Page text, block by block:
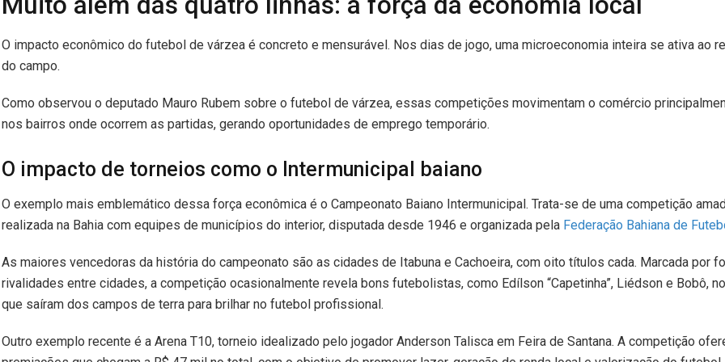
O impacto econômico do futebol de várzea é concreto e mensurável. Nos dias de jogo, uma microeconomia inteira se ativa ao
do campo.
Como observou o deputado Mauro Rubem sobre o futebol de várzea, essas competições movimentam o comércio
nos bairros onde ocorrem as partidas, gerando oportunidades de emprego temporário.
O impacto de torneios como o Intermunicipal baiano
O exemplo mais emblemático dessa força econômica é o Campeonato Baiano Intermunicipal. Trata-se de uma competição
realizada na Bahia com equipes de municípios do interior, disputada desde 1946 e organizada pela Federação Bahiana de
As maiores vencedoras da história do campeonato são as cidades de Itabuna e Cachoeira, com oito títulos cada. Marcada por
rivalidades entre cidades, a competição ocasionalmente revela bons futebolistas, como Edílson “Capetinha”, Liédson e Bobô,
que saíram dos campos de terra para brilhar no futebol profissional.
Outro exemplo recente é a Arena T10, torneio idealizado pelo jogador Anderson Talisca em Feira de Santana. A competição